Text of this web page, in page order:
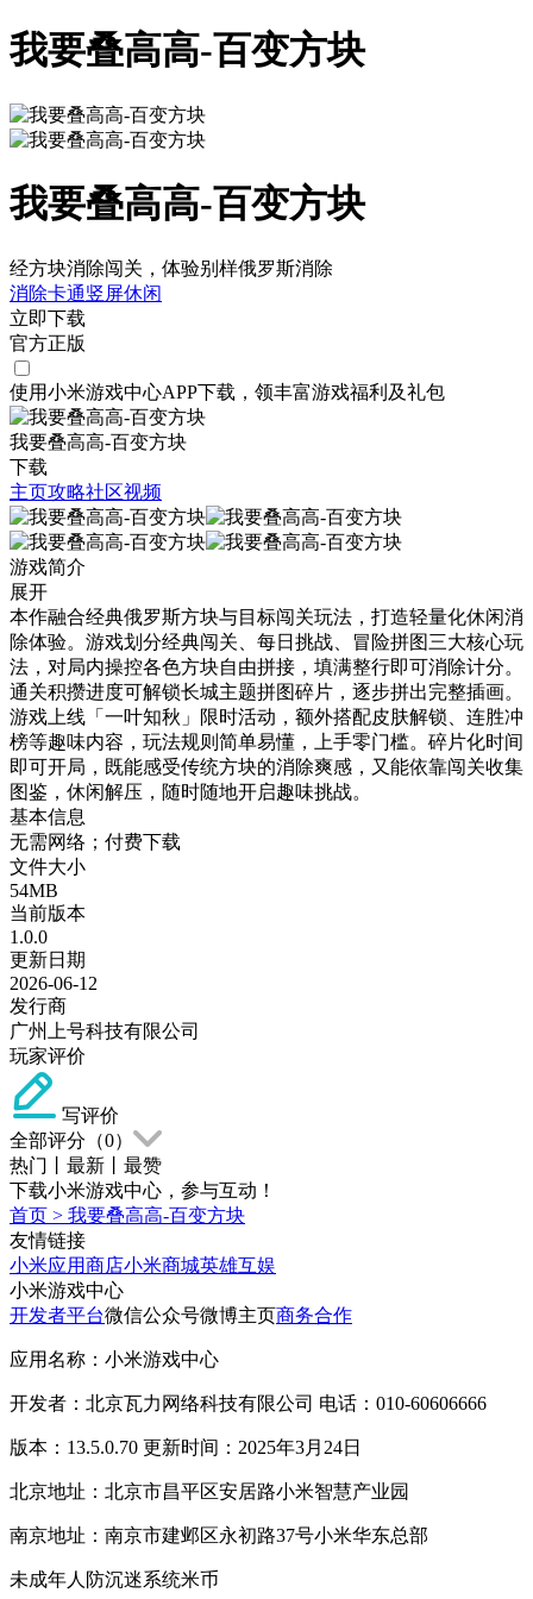
我要叠高高-百变方块
我要叠高高-百变方块
经方块消除闯关，体验别样俄罗斯消除
消除卡通竖屏休闲
立即下载
官方正版
使用小米游戏中心APP下载 ，领丰富游戏福利 及礼包
我要叠高高-百变方块
下载
主页攻略社区视频
游戏简介
展开
本作融合经典俄罗斯方块与目标闯关玩法，打造轻量化休闲消
除体验。游戏划分经典闯关、每日挑战、冒险拼图三大核心玩
法，对局内操控各色方块自由拼接，填满整行即可消除计分。
通关积攒进度可解锁长城主题拼图碎片，逐步拼出完整插画。
游戏上线「一叶知秋」限时活动，额外搭配皮肤解锁、连胜冲
榜等趣味内容，玩法规则简单易懂，上手零门槛。碎片化时间
即可开局，既能感受传统方块的消除爽感，又能依靠闯关收集
图鉴，休闲解压，随时随地开启趣味挑战。
基本信息
无需网络；付费下载
文件大小
54MB
当前版本
1.0.0
更新日期
2026-06-12
发行商
广州上号科技有限公司
玩家评价
写评价
全部评分（0）
热门
最新
最赞
下载小米游戏中心，参与互动！
首页 > 我要叠高高-百变方块
友情链接
小米应用商店小米商城英雄互娱
小米游戏中心
开发者平台微信公众号微博主页商务合作
应用名称：小米游戏中心
开发者：北京瓦力网络科技有限公司 电话：010-60606666
版本：13.5.0.70 更新时间：2025年3月24日
北京地址：北京市昌平区安居路小米智慧产业园
南京地址：南京市建邺区永初路37号小米华东总部
未成年人防沉迷系统米币